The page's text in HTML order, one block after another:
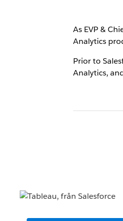
As EVP &
Analytics
Prior to
Analytics,